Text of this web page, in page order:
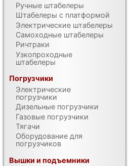
Ручные штабелеры
Штабелеры с платформой
Электрические штабелеры
Самоходные штабелеры
Ричтраки
Узкопроходные
штабелеры
Погрузчики
Электрические
погрузчики
Дизельные погрузчики
Газовые погрузчики
Тягачи
Оборудование для
погрузчиков
Вышки и подъемники